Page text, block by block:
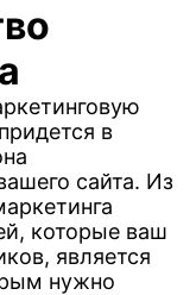
в
сайта. Из
которые ваш
является
нужно